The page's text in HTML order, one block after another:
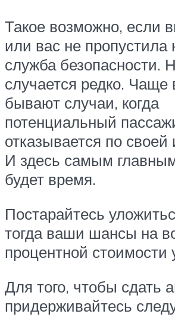
Такое возможно, если
или вас не пропустила
служба безопасности.
случается редко. Чаще
бывают случаи, когда
потенциальный
отказывается по своей
И здесь самым
будет время.
Постарайтесь
тогда ваши шансы на
процентной стоимости
Для того, чтобы сдать
придерживайтесь